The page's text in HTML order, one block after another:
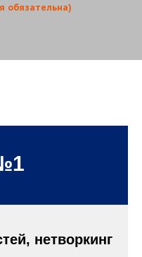
обязательна)
нетворкинг